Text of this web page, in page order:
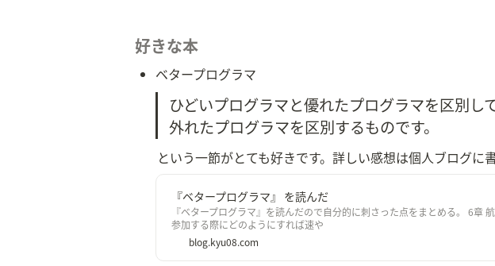
好きな本
ベタープログラマ
ひどいプログラマと優れたプログラマを区別
外れたプログラマを区別するものです。
という一節がとても好きです。詳しい感想は個人ブログに
『ベタープログラマ』 を読んだ
『ベタープログラマ』を読んだので自分的に刺さった点をまとめる。 6章
参加する際にどのようにすれば速や
blog.kyu08.com